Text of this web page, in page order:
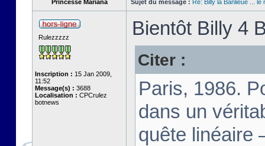
Princesse Mariana Sujet du message : Re: Billy la Banlieue ... le
Rulezzzzz
Inscription : 15 Jan 2009,
11:52
Message(s) : 3688
Localisation : CPCrulez
botnews
Bientôt Billy 4
Citer :
Paris, 1986.
dans un
quête linéaire